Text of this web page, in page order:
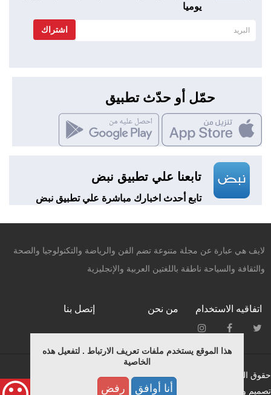
يوميا
اشتراك
حمّل أو حدّث تطبيق
تابعنا علي تطبيق نبض
تابع أحدث اخبارك مباشرة علي تطبيق نبض
هذا الموقع يستخدم ملفات تعريف الارتباط . لتفعيل هذه
الخاصية
أنا أوافق رفض
لايف هي عبارة عن مجلة متنوعة تضم الفن والرياضة والتكنولوجيا والصحة
والثقافة والسياحة ناطقة باللغتين العربية والإنجليزية
اتفاقيه الاستخدام من نحن إتصل بنا
حقوق النشر محفوظة © لـ ميديانيتشر 2015.
تصميم وبرمجة فريق التطوير بمؤسسة ميديانيتشر